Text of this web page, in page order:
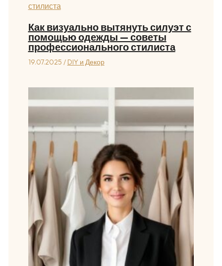
Как визуально вытянуть силуэт с
помощью одежды — советы
профессионального стилиста
19.07.2025 / DIY и Декор